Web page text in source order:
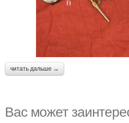
читать дальше →
Вас может